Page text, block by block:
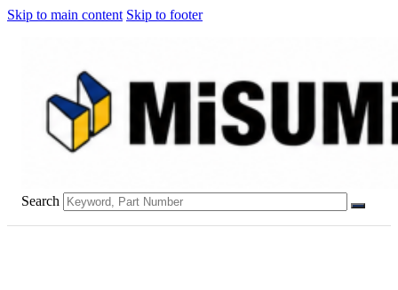
Skip to main content Skip to footer
Search